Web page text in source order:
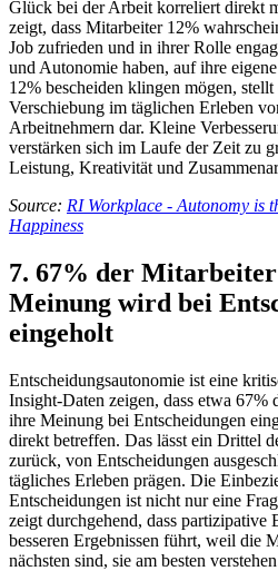
Glück bei der Arbeit korreliert direkt
zeigt, dass Mitarbeiter 12%
Job zufrieden und in ihrer Rolle
und Autonomie haben, auf ihre
12% bescheiden klingen mögen, stellt
Verschiebung im täglichen Erleben
Arbeitnehmern dar. Kleine
verstärken sich im Laufe der Zeit zu
Leistung, Kreativität und
Source: RI Workplace - Autonomy is
Happiness
7. 67% der Mitarbeiter
Meinung wird bei
eingeholt
Entscheidungsautonomie ist eine
Insight-Daten zeigen, dass etwa 67%
ihre Meinung bei Entscheidungen
direkt betreffen. Das lässt ein Drittel
zurück, von Entscheidungen
tägliches Erleben prägen. Die
Entscheidungen ist nicht nur eine
zeigt durchgehend, dass partizipative
besseren Ergebnissen führt, weil die
nächsten sind, sie am besten